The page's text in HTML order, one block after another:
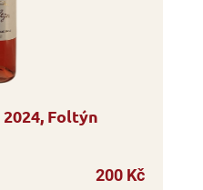
Foltýn
200 Kč